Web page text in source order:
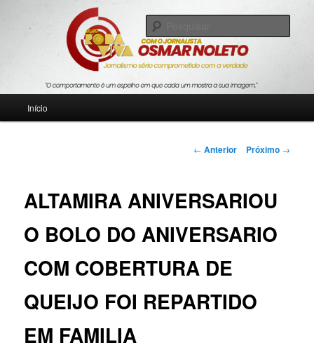
Blog Roda Viva
Jornalismo sério comprometido com a verdade
Início
Navegação
← Anterior Próximo →
ALTAMIRA ANIVERSARIOU
O BOLO DO ANIVERSARIO
COM COBERTURA DE
QUEIJO FOI REPARTIDO
EM FAMILIA